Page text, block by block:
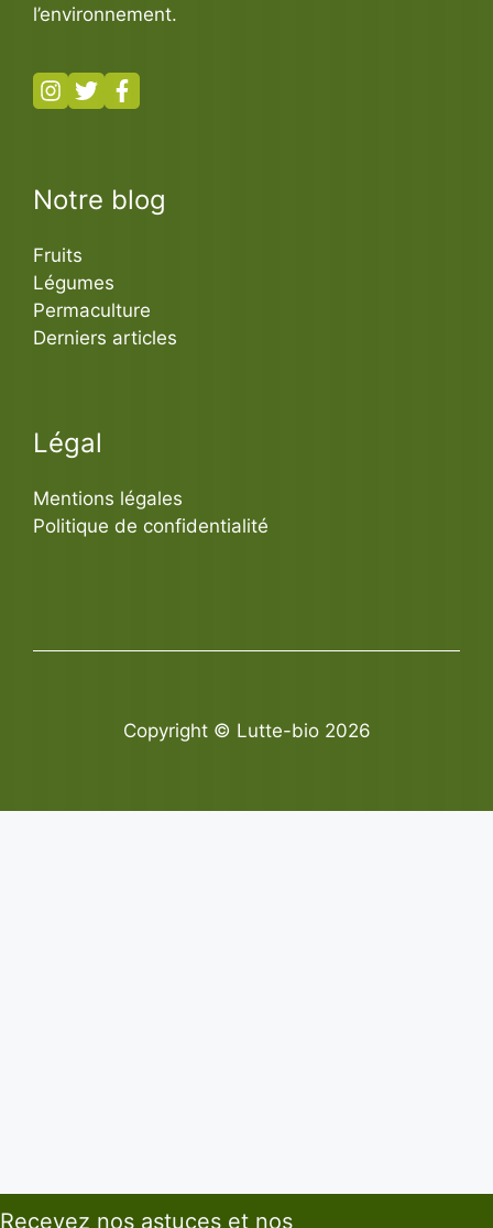
l’environnement.
Notre blog
Fruits
Légumes
Permaculture
Derniers articles
Légal
Mentions légales
Politique de confidentialité
Copyright © Lutte-bio 2026
Recevez nos astuces et nos